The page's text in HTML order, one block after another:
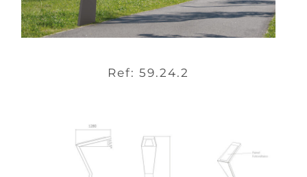
Ref: 59.24.2